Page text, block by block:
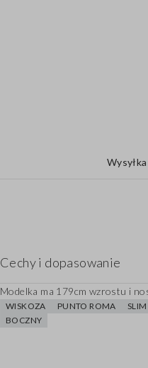
Cechy i dopasowanie
Modelka ma 179cm wzrostu i
WISKOZA PUNTO ROMA SLIM
BOCZNY